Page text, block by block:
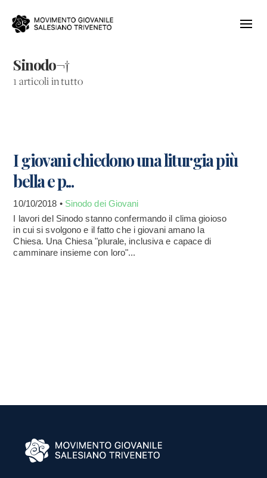
Sinodo¬†
1 articoli in tutto
I giovani chiedono una liturgia più
bella e p...
10/10/2018 • Sinodo dei Giovani
I lavori del Sinodo stanno confermando il clima gioioso
in cui si svolgono e il fatto che i giovani amano la
Chiesa. Una Chiesa "plurale, inclusiva e capace di
camminare insieme con loro"...